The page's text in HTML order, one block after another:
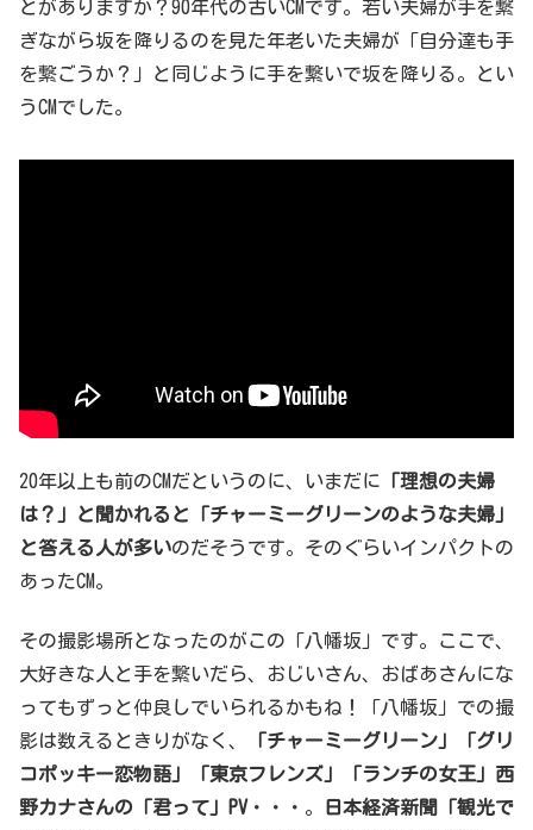
とがありますか？90年代の古いCMです。若い夫婦が手を繋
ぎながら坂を降りるのを見た年老いた夫婦が「自分達も手
を繋ごうか？」と同じように手を繋いで坂を降りる。とい
うCMでした。
20年以上も前のCMだというのに、いまだに 「理想の夫婦
は？」と聞かれると「チャーミーグリーンのような夫婦」
と答える人が多いのだそうです。そのぐらいインパクトの
あったCM。
その撮影場所となったのがこの「八幡坂」です。ここで、
大好きな人と手を繋いだら、おじいさん、おばあさんにな
ってもずっと仲良しでいられるかもね！「八幡坂」での撮
影は数えるときりがなく、
「チャーミーグリーン」「グリ
コポッキー恋物語」「東京フレンズ」「ランチの女王」西
野カナさんの「君って」PV ・・・。
日本経済新聞「観光で